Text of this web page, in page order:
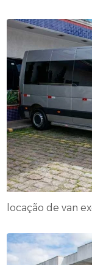
locação de van